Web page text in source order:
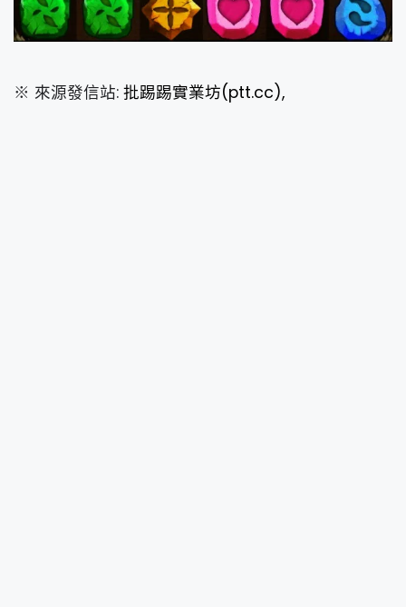
※ 來源發信站: 批踢踢實業坊(ptt.cc),